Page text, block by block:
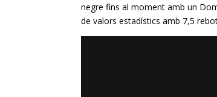
negre fins al moment amb un
de valors estadístics amb 7,5